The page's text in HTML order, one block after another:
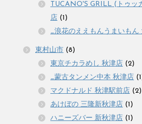
TUCANO'S GRILL (トゥッ
店 (1)
_浪花のええもんうまいもん
東村山市 (8)
東京チカラめし 秋津店 (2)
_蒙古タンメン中本 秋津店
マクドナルド 秋津駅前店 (2)
あけぼの 三隆新秋津店 (1)
ハニーズバー 新秋津店 (1)